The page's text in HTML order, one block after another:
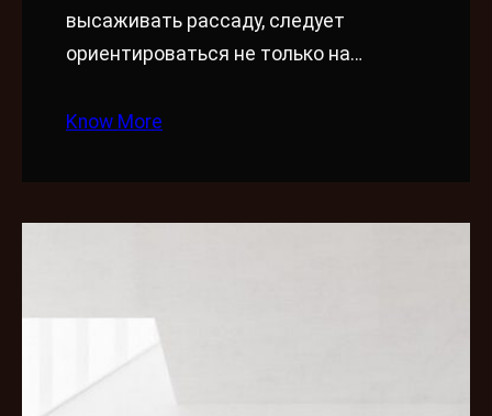
высаживать рассаду, следует
ориентироваться не только на…
Know More